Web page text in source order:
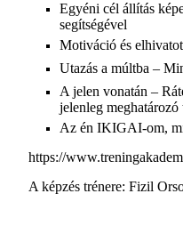
Egyéni cél állítás
segítségével
Motiváció és
Utazás a múltba –
A jelen vonatán –
jelenleg meghatározó
Az én IKIGAI-om,
https://
A képzés trénere: Fizil